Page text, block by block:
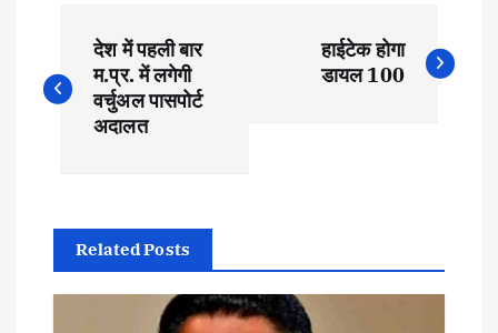
o
n
a
देश में पहली बार
म.प्र. में लगेगी
वर्चुअल पासपोर्ट
अदालत
हाईटेक होगा
डायल 100
Related Posts